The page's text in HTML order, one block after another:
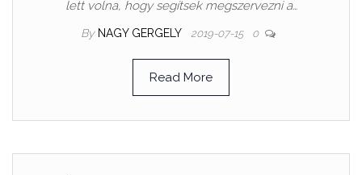
lett volna, hogy segítsek megszervezni a…
By NAGY GERGELY 2019-07-15 0
Read More